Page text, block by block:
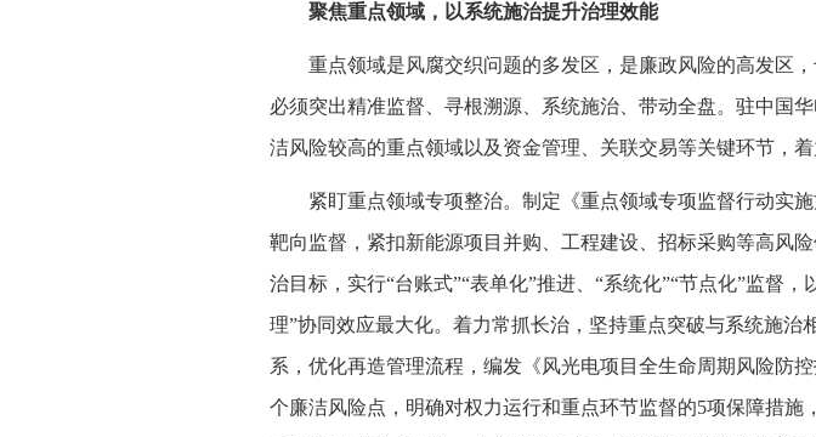
聚焦重点领域，以系统施治提升治理效能
重点领域是风腐交织问题的多发区，是廉政风险的高发区
必须突出精准监督、寻根溯源、系统施治、带动全盘。驻中国
洁风险较高的重点领域以及资金管理、关联交易等关键环节，
紧盯重点领域专项整治。制定《重点领域专项监督行动实
靶向监督，紧扣新能源项目并购、工程建设、招标采购等高风
治目标，实行“台账式”“表单化”推进、“系统化”“节点化”监督
理”协同效应最大化。着力常抓长治，坚持重点突破与系统施
系，优化再造管理流程，编发《风光电项目全生命周期风险防
个廉洁风险点，明确对权力运行和重点环节监督的5项保障措